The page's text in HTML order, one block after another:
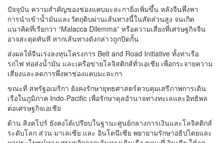
ปัจจุบัน ความสำคัญของช่องแคบมะละกายิ่งเพิ่มขึ้น หลังจีนพึ่งพา
การนำเข้าน้ำมันและวัตถุดิบผ่านเส้นทางนี้ในสัดส่วนสูง จนเกิด
แนวคิดที่เรียกว่า “Malacca Dilemma” หรือความเสี่ยงที่เศรษฐกิจจีน
อาจสะดุดทันที หากเส้นทางดังกล่าวถูกปิดกั้น
ส่งผลให้จีนเร่งลงทุนโครงการ Belt and Road Initiative ทั้งท่าเรือ
รถไฟ ท่อส่งน้ำมัน และเครือข่ายโลจิสติกส์ทั่วเอเชีย เพื่อกระจายความ
เสี่ยงและลดการพึ่งพาช่องแคบมะละกา
ขณะที่ สหรัฐอเมริกา ยังคงรักษายุทธศาสตร์ควบคุมเสรีภาพการเดิน
เรือในภูมิภาค Indo-Pacific เพื่อรักษาดุลอำนาจทางทะเลและอิทธิพล
ต่อเศรษฐกิจเอเชีย
ด้าน สิงคโปร์ ยังคงได้เปรียบในฐานะศูนย์กลางการเงินและโลจิสติกส์
ระดับโลก ส่วน มาเลเซีย และ อินโดนีเซีย พยายามรักษาอธิปไตยและ